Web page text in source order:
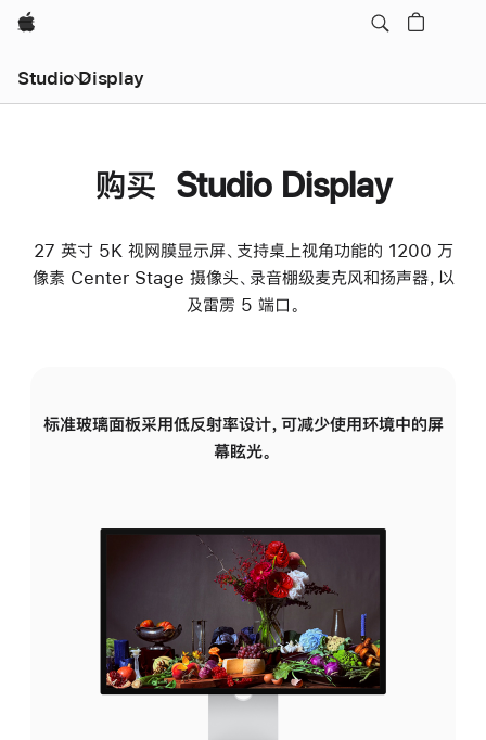
Apple
Studio Display
购买 Studio Display
27 英寸 5K 视网膜显示屏、支持桌上视角功能的 1200 万
像素 Center Stage 摄像头、录音棚级麦克风和扬声器，以
及雷雳 5 端口。
标准玻璃面板采用低反射率设计，可减少使用环境中的屏
幕眩光。